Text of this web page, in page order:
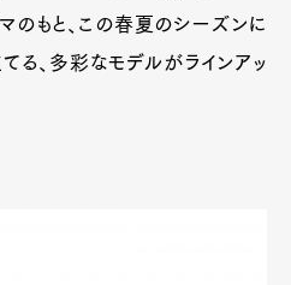
のもと、この春夏のシーズンに
る、多彩なモデルがラインアッ